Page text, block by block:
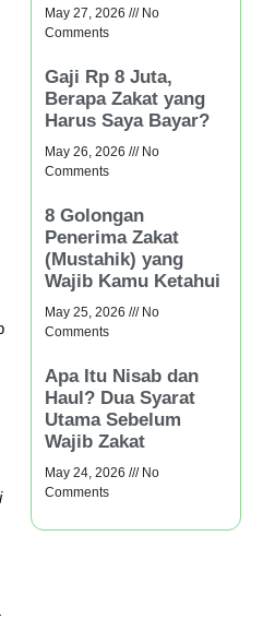
May 27, 2026
No
Comments
Gaji Rp 8 Juta,
Berapa Zakat yang
Harus Saya Bayar?
May 26, 2026
No
Comments
8 Golongan
Penerima Zakat
(Mustahik) yang
Wajib Kamu Ketahui
May 25, 2026
No
Comments
Apa Itu Nisab dan
Haul? Dua Syarat
Utama Sebelum
Wajib Zakat
May 24, 2026
No
Comments